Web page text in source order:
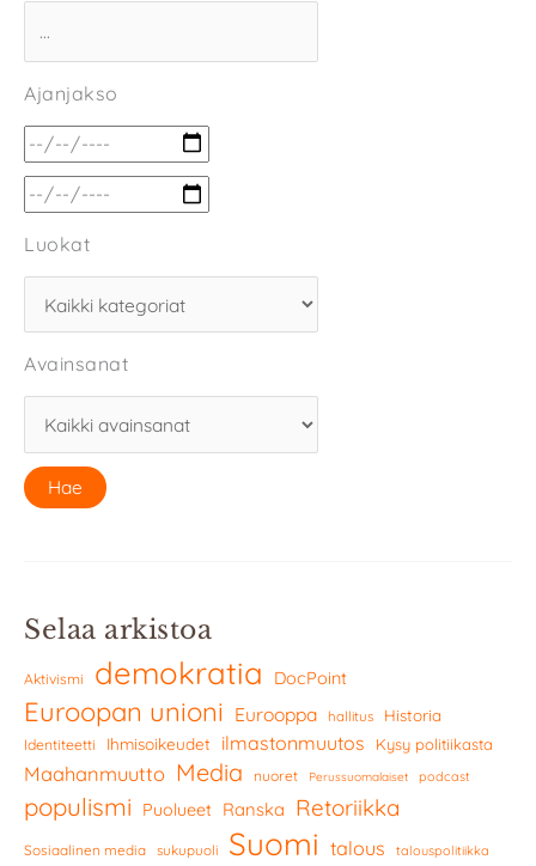
Ajanjakso
Luokat
Avainsanat
Selaa arkistoa
Aktivismi demokratia DocPoint
Euroopan unioni Eurooppa hallitus Historia
Identiteetti Ihmisoikeudet ilmastonmuutos Kysy politiikasta
Maahanmuutto Media nuoret Perussuomalaiset podcast
populismi Puolueet Ranska Retoriikka
Sosiaalinen media sukupuoli Suomi talous talouspolitiikka